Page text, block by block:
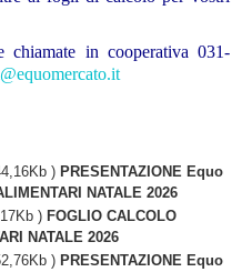
chiamate in cooperativa 031-
) PRESENTAZIONE Equo
NATALE 2026
) FOGLIO CALCOLO
NATALE 2026
) PRESENTAZIONE Equo